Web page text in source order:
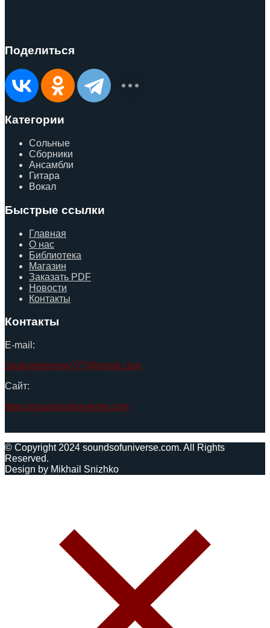
Поделиться
Категории
Сольные
Сборники
Ансамбли
Гитара
Вокал
Быстрые ссылки
Главная
О нас
Библиотека
Магазин
Заказать PDF
Новости
Контакты
Контакты
E-mail:
zvukivselennoy777@gmail.com
Сайт:
https://soundsofuniverse.com
© Copyright 2024 soundsofuniverse.com. All Rights
Reserved.
Design by Mikhail Snizhko